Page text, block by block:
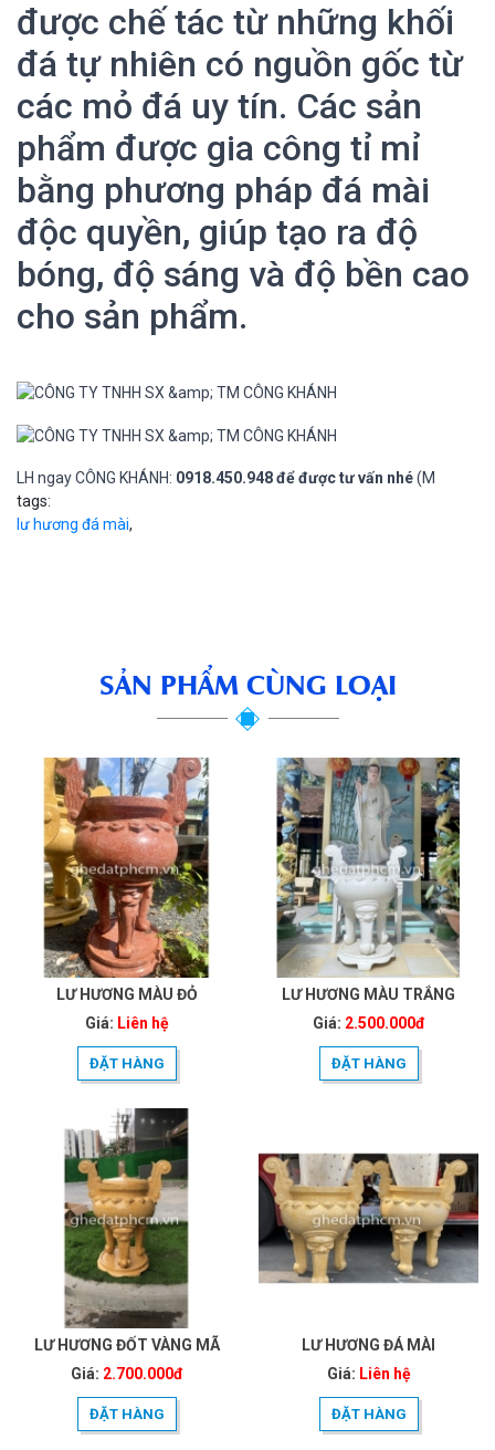
được chế tác từ những khối
đá tự nhiên có nguồn gốc từ
các mỏ đá uy tín. Các sản
phẩm được gia công tỉ mỉ
bằng phương pháp đá mài
độc quyền, giúp tạo ra độ
bóng, độ sáng và độ bền cao
cho sản phẩm.
LH ngay CÔNG KHÁNH: 0918.450.948 để được tư vấn nhé(M
tags:
lư hương đá mài,
SẢN PHẨM CÙNG LOẠI
LƯ HƯƠNG MÀU ĐỎ
Giá: Liên hệ
ĐẶT HÀNG
LƯ HƯƠNG MÀU TRẮNG
Giá: 2.500.000đ
ĐẶT HÀNG
LƯ HƯƠNG ĐỐT VÀNG MÃ
Giá: 2.700.000đ
ĐẶT HÀNG
LƯ HƯƠNG ĐÁ MÀI
Giá: Liên hệ
ĐẶT HÀNG